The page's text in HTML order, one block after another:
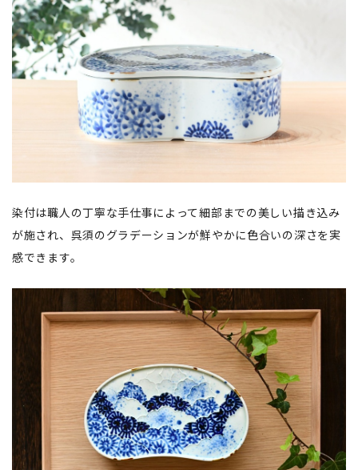
染付は職人の丁寧な手仕事によって細部までの美しい描き込み
が施され、呉須のグラデーションが鮮やかに色合いの深さを実
感できます。